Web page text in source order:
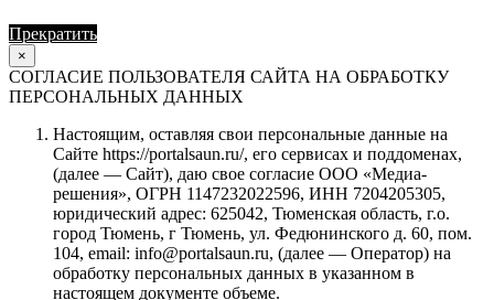
Прекратить
×
СОГЛАСИЕ ПОЛЬЗОВАТЕЛЯ САЙТА НА ОБРАБОТКУ
ПЕРСОНАЛЬНЫХ ДАННЫХ
Настоящим, оставляя свои персональные данные на
Сайте https://portalsaun.ru/, его сервисах и поддоменах,
(далее — Сайт), даю свое согласие ООО «Медиа-
решения», ОГРН 1147232022596, ИНН 7204205305,
юридический адрес: 625042, Тюменская область, г.о.
город Тюмень, г Тюмень, ул. Федюнинского д. 60, пом.
104, email: info@portalsaun.ru, (далее — Оператор) на
обработку персональных данных в указанном в
настоящем документе объеме.